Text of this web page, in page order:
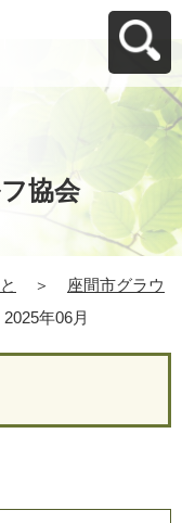
協会
＞
座間市グラウ
2025年06月